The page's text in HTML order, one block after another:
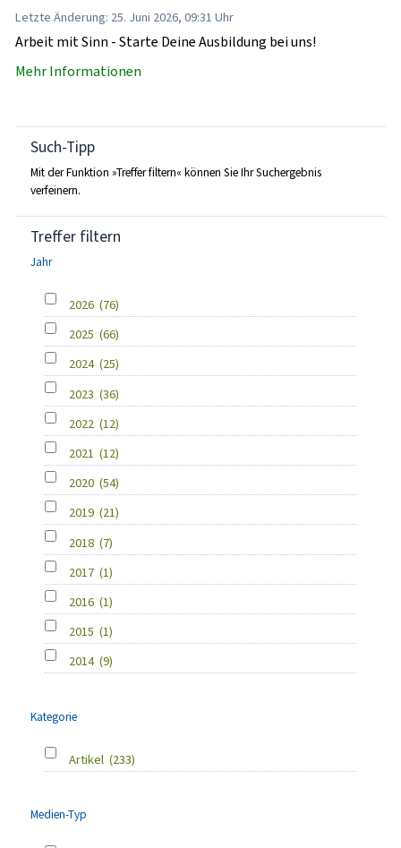
Letzte Änderung: 25. Juni 2026, 09:31 Uhr
Arbeit mit Sinn - Starte Deine Ausbildung bei uns!
Mehr Informationen
Such-Tipp
Mit der Funktion »Treffer filtern« können Sie Ihr Suchergebnis
verfeinern.
Treffer filtern
Jahr
2026 (76)
2025 (66)
2024 (25)
2023 (36)
2022 (12)
2021 (12)
2020 (54)
2019 (21)
2018 (7)
2017 (1)
2016 (1)
2015 (1)
2014 (9)
Kategorie
Artikel (233)
Medien-Typ